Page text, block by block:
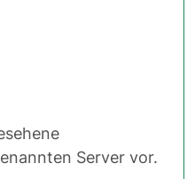
Server vor.